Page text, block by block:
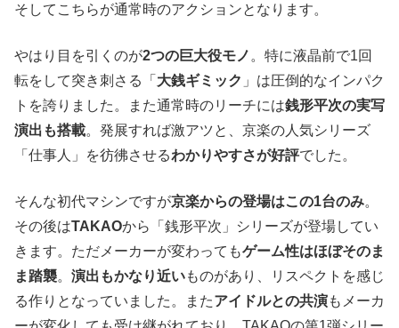
そしてこちらが通常時のアクションとなります。
やはり目を引くのが2つの巨大役モノ 。特に液晶前で1回
転をして突き刺さる「 大銭ギミック 」は圧倒的なインパク
トを誇りました。また通常時のリーチには銭形平次の実写
演出も搭載。発展すれば激アツと、京楽の人気シリーズ
「仕事人」を彷彿させるわかりやすさが好評でした。
そんな初代マシンですが京楽からの登場はこの1台のみ。
その後はTAKAOから「銭形平次」シリーズが登場してい
きます。ただメーカーが変わってもゲーム性はほぼそのま
ま踏襲。 演出もかなり近いものがあり、リスペクトを感じ
る作りとなっていました。またアイドルとの共演もメーカ